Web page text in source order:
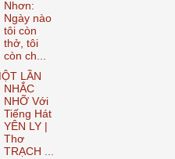
Nhơn:
Ngày nào
tôi còn
thở, tôi
còn ch...
LẦN
NHẮC
NHỠ Với
Tiếng Hát
YÊN LY |
Thơ
TRẠCH ...